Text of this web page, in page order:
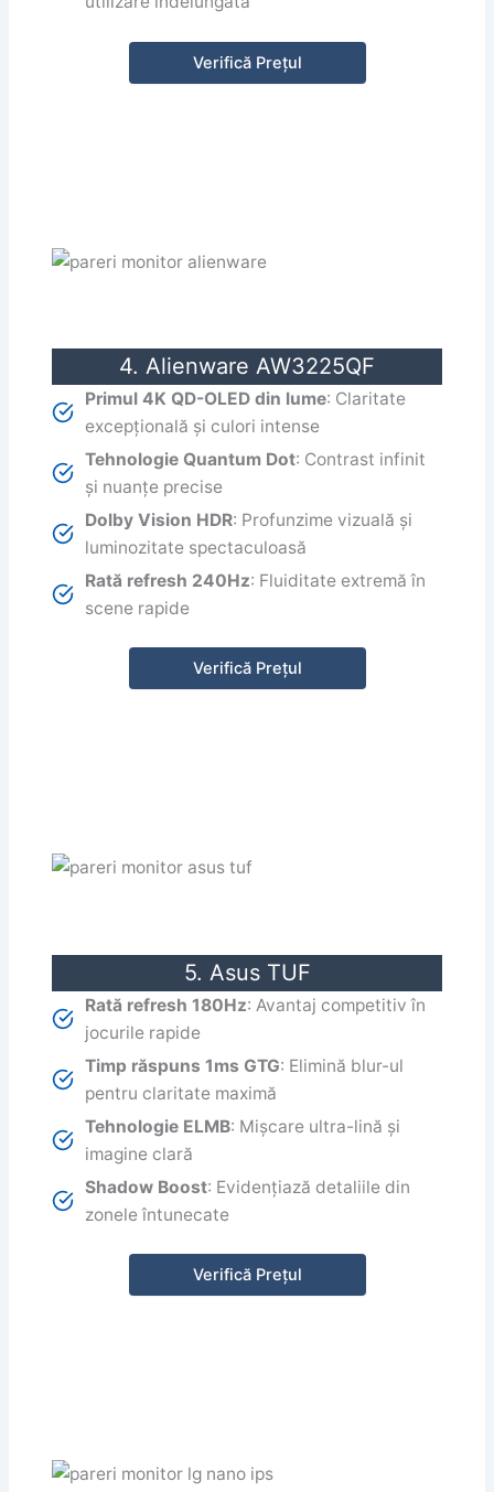
Verifică Prețul
4. Alienware AW3225QF
Primul 4K QD-OLED din lume: Claritate
excepțională și culori intense
Tehnologie Quantum Dot: Contrast infinit
și nuanțe precise
Dolby Vision HDR: Profunzime vizuală și
luminozitate spectaculoasă
Rată refresh 240Hz: Fluiditate extremă în
scene rapide
Verifică Prețul
5. Asus TUF
Rată refresh 180Hz: Avantaj competitiv în
jocurile rapide
Timp răspuns 1ms GTG: Elimină blur-ul
pentru claritate maximă
Tehnologie ELMB: Mișcare ultra-lină și
imagine clară
Shadow Boost: Evidențiază detaliile din
zonele întunecate
Verifică Prețul